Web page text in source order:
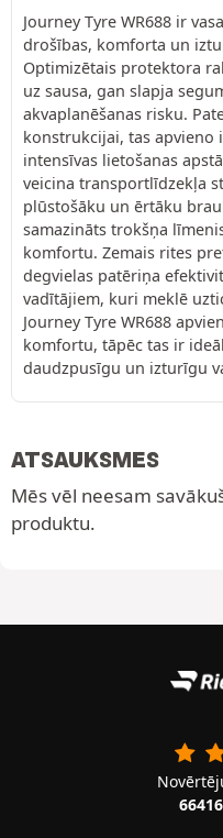
Journey Tyre WR688 ir
drošības, komforta un
Optimizētais protektora
uz sausa, gan slapja
akvaplanēšanas risku.
konstrukcijai, tas
intensīvas lietošanas
veicina transportlīdzekļa
plūstošāku un ērtāku
samazināts trokšņa
komfortu. Zemais rites
degvielas patēriņa
vadītājiem, kuri meklē
Journey Tyre WR688
komfortu, tāpēc tas ir
daudzpusīgu un izturīgu
ATSAUKSMES
Mēs vēl neesam
produktu.
66416